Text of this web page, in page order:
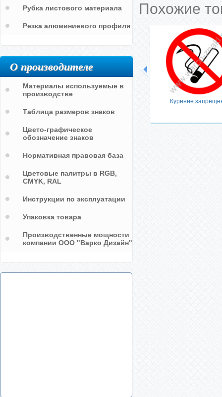
Похожие
Курение
Рубка листового материала
Резка алюминиевого профиля
О производителе
Материалы используемые в
производстве
Таблица размеров знаков
Цвето-графическое
обозначение знаков
Нормативная правовая база
Цветовые палитры в RGB,
CMYK, RAL
Инструкции по эксплуатации
Упаковка товара
Производственные мощности
компании ООО "Варко Дизайн"